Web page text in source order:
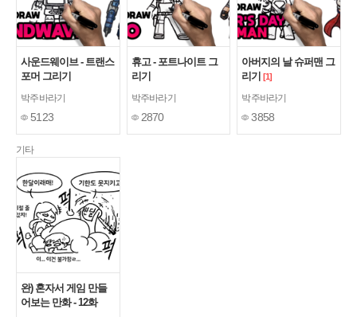
사운드웨이브 - 트랜스
포머 그리기
박주바라기
5123
휴고 - 포트나이트 그
리기
박주바라기
2870
아버지의 날 슈퍼맨 그
리기
[1]
박주바라기
3858
기타
완) 혼자서 게임 만들
어보는 만화 - 12화